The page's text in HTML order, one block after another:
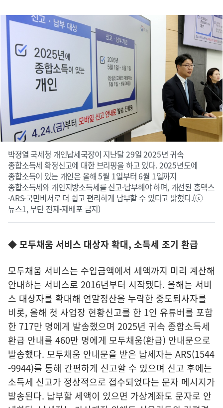
박정열 국세청 개인납세국장이 지난달 29일 2025년 귀속
종합소득세 확정신고에 대한 브리핑을 하고 있다. 2025년도에
종합소득이 있는 개인은 올해 5월 1일부터 6월 1일까지
종합소득세와 개인지방소득세를 신고·납부해야 하며, 개선된 홈택스
·ARS·국민비서로 더 쉽고 편리하게 납부할 수 있다고 밝혔다.(ⓒ
뉴스1, 무단 전재-재배포 금지)
◆ 모두채움 서비스 대상자 확대, 소득세 조기 환급
모두채움 서비스는 수입금액에서 세액까지 미리 계산해
안내하는 서비스로 2016년부터 시작됐다. 올해는 서비
스 대상자를 확대해 연말정산을 누락한 중도퇴사자를
비롯, 올해 첫 사업장 현황신고를 한 1인 유튜버를 포함
한 717만 명에게 발송했으며 2025년 귀속 종합소득세
환급 안내를 460만 명에게 모두채움(환급) 안내문으로
발송했다. 모두채움 안내문을 받은 납세자는 ARS(1544
-9944)를 통해 간편하게 신고할 수 있으며 신고 후에는
소득세 신고가 정상적으로 접수되었다는 문자 메시지가
발송된다. 납부할 세액이 있으면 가상계좌도 문자로 안